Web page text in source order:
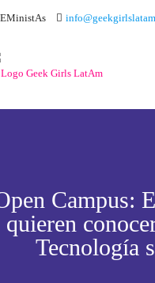
Campus:
quieren
Tecnología